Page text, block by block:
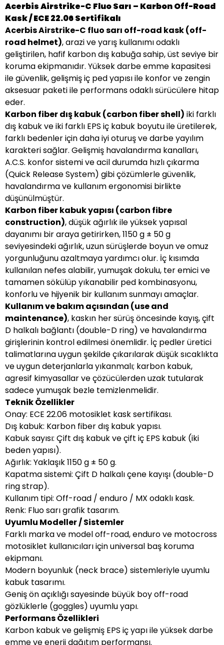
Acerbis Airstrike-C Fluo Sarı – Karbon Off-Road
Kask / ECE 22.06 Sertifikalı
Acerbis Airstrike-C fluo sarı off-road kask (off-
road helmet), arazi ve yarış kullanımı odaklı
geliştirilen, hafif karbon dış kabuğa sahip, üst seviye bir
koruma ekipmanıdır. Yüksek darbe emme kapasitesi
ile güvenlik, gelişmiş iç ped yapısı ile konfor ve zengin
aksesuar paketi ile performans odaklı sürücülere hitap
eder.
Karbon fiber dış kabuk (carbon fiber shell) iki farklı
dış kabuk ve iki farklı EPS iç kabuk boyutu ile üretilerek,
farklı bedenler için daha iyi oturuş ve darbe yayılım
karakteri sağlar. Gelişmiş havalandırma kanalları,
A.C.S. konfor sistemi ve acil durumda hızlı çıkarma
(Quick Release System) gibi çözümlerle güvenlik,
havalandırma ve kullanım ergonomisi birlikte
düşünülmüştür.
Karbon fiber kabuk yapısı (carbon fibre
construction), düşük ağırlık ile yüksek yapısal
dayanımı bir araya getirirken, 1150 g ± 50 g
seviyesindeki ağırlık, uzun sürüşlerde boyun ve omuz
yorgunluğunu azaltmaya yardımcı olur. İç kısımda
kullanılan nefes alabilir, yumuşak dokulu, ter emici ve
tamamen sökülüp yıkanabilir ped kombinasyonu,
konforlu ve hijyenik bir kullanım sunmayı amaçlar.
Kullanım ve bakım açısından (use and
maintenance), kaskın her sürüş öncesinde kayış, çift
D halkalı bağlantı (double-D ring) ve havalandırma
girişlerinin kontrol edilmesi önemlidir. İç pedler üretici
talimatlarına uygun şekilde çıkarılarak düşük sıcaklıkta
ve uygun deterjanlarla yıkanmalı; karbon kabuk,
agresif kimyasallar ve çözücülerden uzak tutularak
sadece yumuşak bezle temizlenmelidir.
Teknik Özellikler
Onay: ECE 22.06 motosiklet kask sertifikası.
Dış kabuk: Karbon fiber dış kabuk yapısı.
Kabuk sayısı: Çift dış kabuk ve çift iç EPS kabuk (iki
beden yapısı).
Ağırlık: Yaklaşık 1150 g ± 50 g.
Kapatma sistemi: Çift D halkalı çene kayışı (double-D
ring strap).
Kullanım tipi: Off-road / enduro / MX odaklı kask.
Renk: Fluo sarı grafik tasarım.
Uyumlu Modeller / Sistemler
Farklı marka ve model off-road, enduro ve motocross
motosiklet kullanıcıları için universal baş koruma
ekipmanı.
Modern boyunluk (neck brace) sistemleriyle uyumlu
kabuk tasarımı.
Geniş ön açıklığı sayesinde büyük boy off-road
gözlüklerle (goggles) uyumlu yapı.
Performans Özellikleri
Karbon kabuk ve gelişmiş EPS iç yapı ile yüksek darbe
emme ve enerji dağıtım performansı.